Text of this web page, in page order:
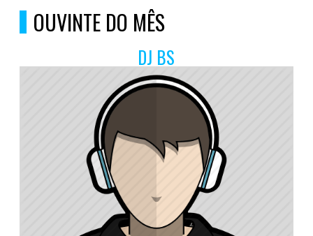
OUVINTE DO MÊS
DJ BS